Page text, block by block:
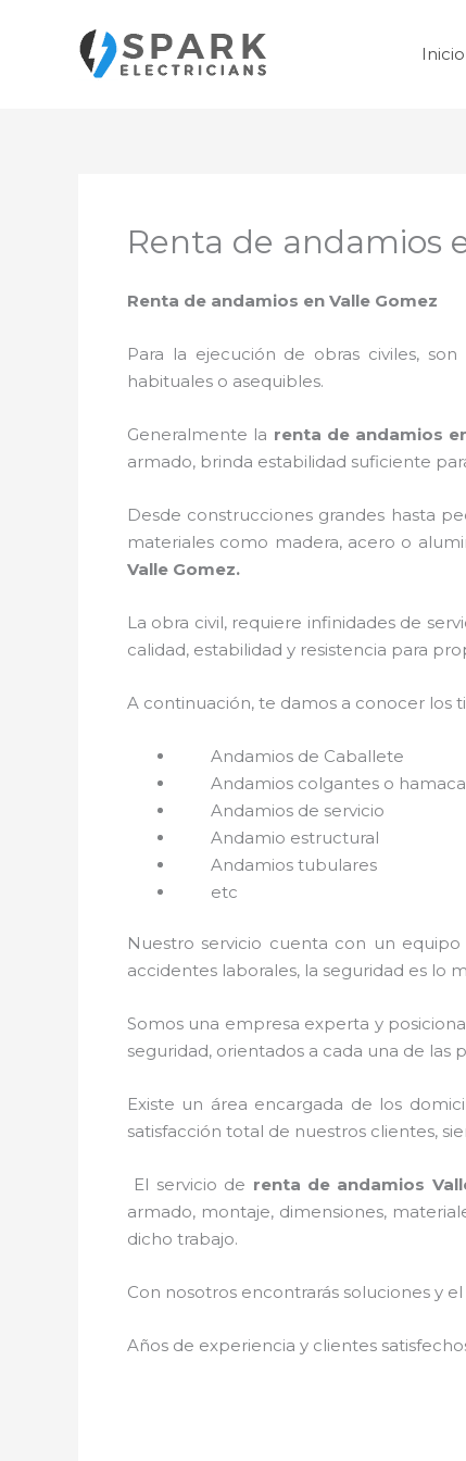
contenido
Inicio
Renta de andamios
Renta de andamios en Valle Gomez
Para la ejecución de obras civiles,
habituales o asequibles.
Generalmente la renta de andamios
armado, brinda estabilidad suficiente
Desde construcciones grandes hasta
materiales como madera, acero o
Valle Gomez.
La obra civil, requiere infinidades de
calidad, estabilidad y resistencia para
A continuación, te damos a conocer los
Andamios de Caballete
Andamios colgantes o
Andamios de servicio
Andamio estructural
Andamios tubulares
etc
Nuestro servicio cuenta con un
accidentes laborales, la seguridad es lo
Somos una empresa experta y
seguridad, orientados a cada una de
Existe un área encargada de los
satisfacción total de nuestros clientes,
El servicio de renta de andamios
armado, montaje, dimensiones,
dicho trabajo.
Con nosotros encontrarás soluciones y
Años de experiencia y clientes